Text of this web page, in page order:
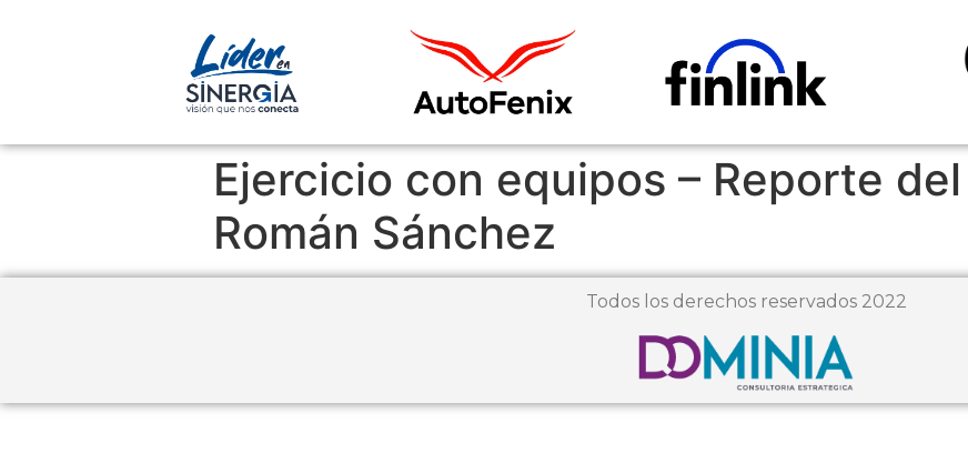
Ejercicio con equipos – Reporte
Román Sánchez
Todos los derechos reservados 2022